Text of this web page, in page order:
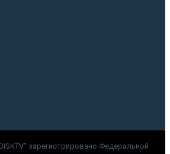
зарегистрировано Федеральной